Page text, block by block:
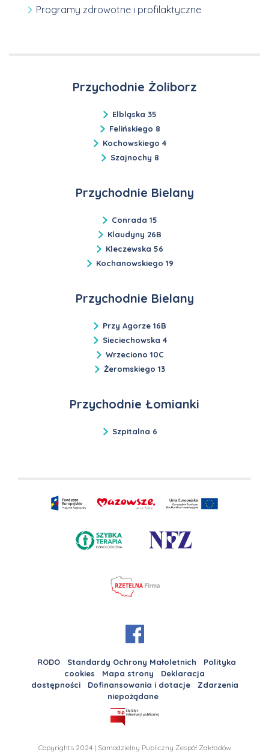
Programy zdrowotne i profilaktyczne
Przychodnie Żoliborz
Elbląska 35
Felińskiego 8
Kochowskiego 4
Szajnochy 8
Przychodnie Bielany
Conrada 15
Klaudyny 26B
Kleczewska 56
Kochanowskiego 19
Przychodnie Bielany
Przy Agorze 16B
Sieciechowska 4
Wrzeciono 10C
Żeromskiego 13
Przychodnie Łomianki
Szpitalna 6
RODO Standardy Ochrony Małoletnich
Polityka
cookies
Mapa strony
Deklaracja
dostępności
Dofinansowania i dotacje
Zdarzenia
niepożądane
Copyrights 2024 | Samodzielny Publiczny Zespół Zakładów